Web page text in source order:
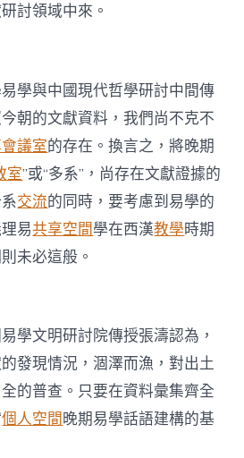
討領域中來。
學與中國現代哲學研討中間傳
朝的文獻資料，我們尚不克不
議室的存在。換言之，將晚期
室”或“多系”，尚存在文獻證據的
交流的同時，要考慮到易學的
易共享空間學在西漢教學時期
未必這般。
學文明研討院傳授張濤認為，
發現情況，涸澤而漁，對出土
的普查。只要在資料彙集齊全
個人空間晚期易學話語建構的基